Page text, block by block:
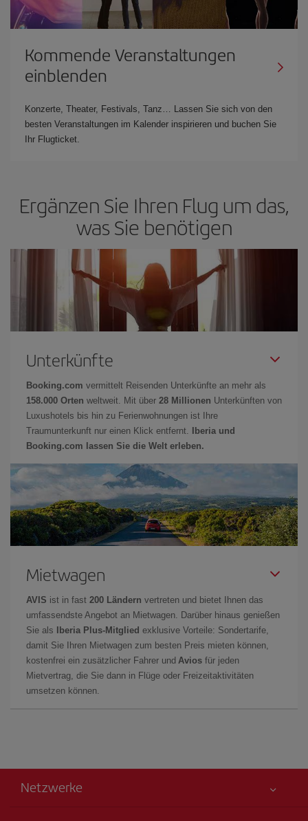
Kommende Veranstaltungen
einblenden
Konzerte, Theater, Festivals, Tanz… Lassen Sie sich von den
besten Veranstaltungen im Kalender inspirieren und buchen Sie
Ihr Flugticket.
Ergänzen Sie Ihren Flug um das,
was Sie benötigen
Unterkünfte
Booking.com vermittelt Reisenden Unterkünfte an mehr als
158.000 Orten weltweit. Mit über 28 Millionen Unterkünften von
Luxushotels bis hin zu Ferienwohnungen ist Ihre
Traumunterkunft nur einen Klick entfernt.
Iberia und
Booking.com lassen Sie die Welt erleben.
Mietwagen
AVIS ist in fast 200 Ländern vertreten und bietet Ihnen das
umfassendste Angebot an Mietwagen. Darüber hinaus genießen
Sie als
Iberia Plus-Mitglied exklusive Vorteile: Sondertarife,
damit Sie Ihren Mietwagen zum besten Preis mieten können,
kostenfrei ein zusätzlicher Fahrer und Avios für jeden
Mietvertrag, die Sie dann in Flüge oder Freizeitaktivitäten
umsetzen können.
Netzwerke